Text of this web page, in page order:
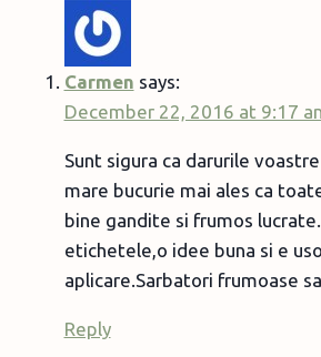
Carmen says:
December 22, 2016 at 9:17
Sunt sigura ca darurile
mare bucurie mai ales ca
bine gandite si frumos
etichetele,o idee buna si e
aplicare.Sarbatori frumoase
Reply